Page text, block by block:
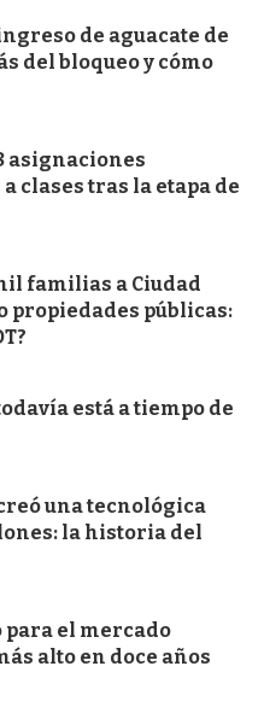
de aguacate de
del bloqueo y cómo
asignaciones
clases tras la etapa de
familias a Ciudad
propiedades públicas:
está a tiempo de
una tecnológica
la historia del
el mercado
alto en doce años